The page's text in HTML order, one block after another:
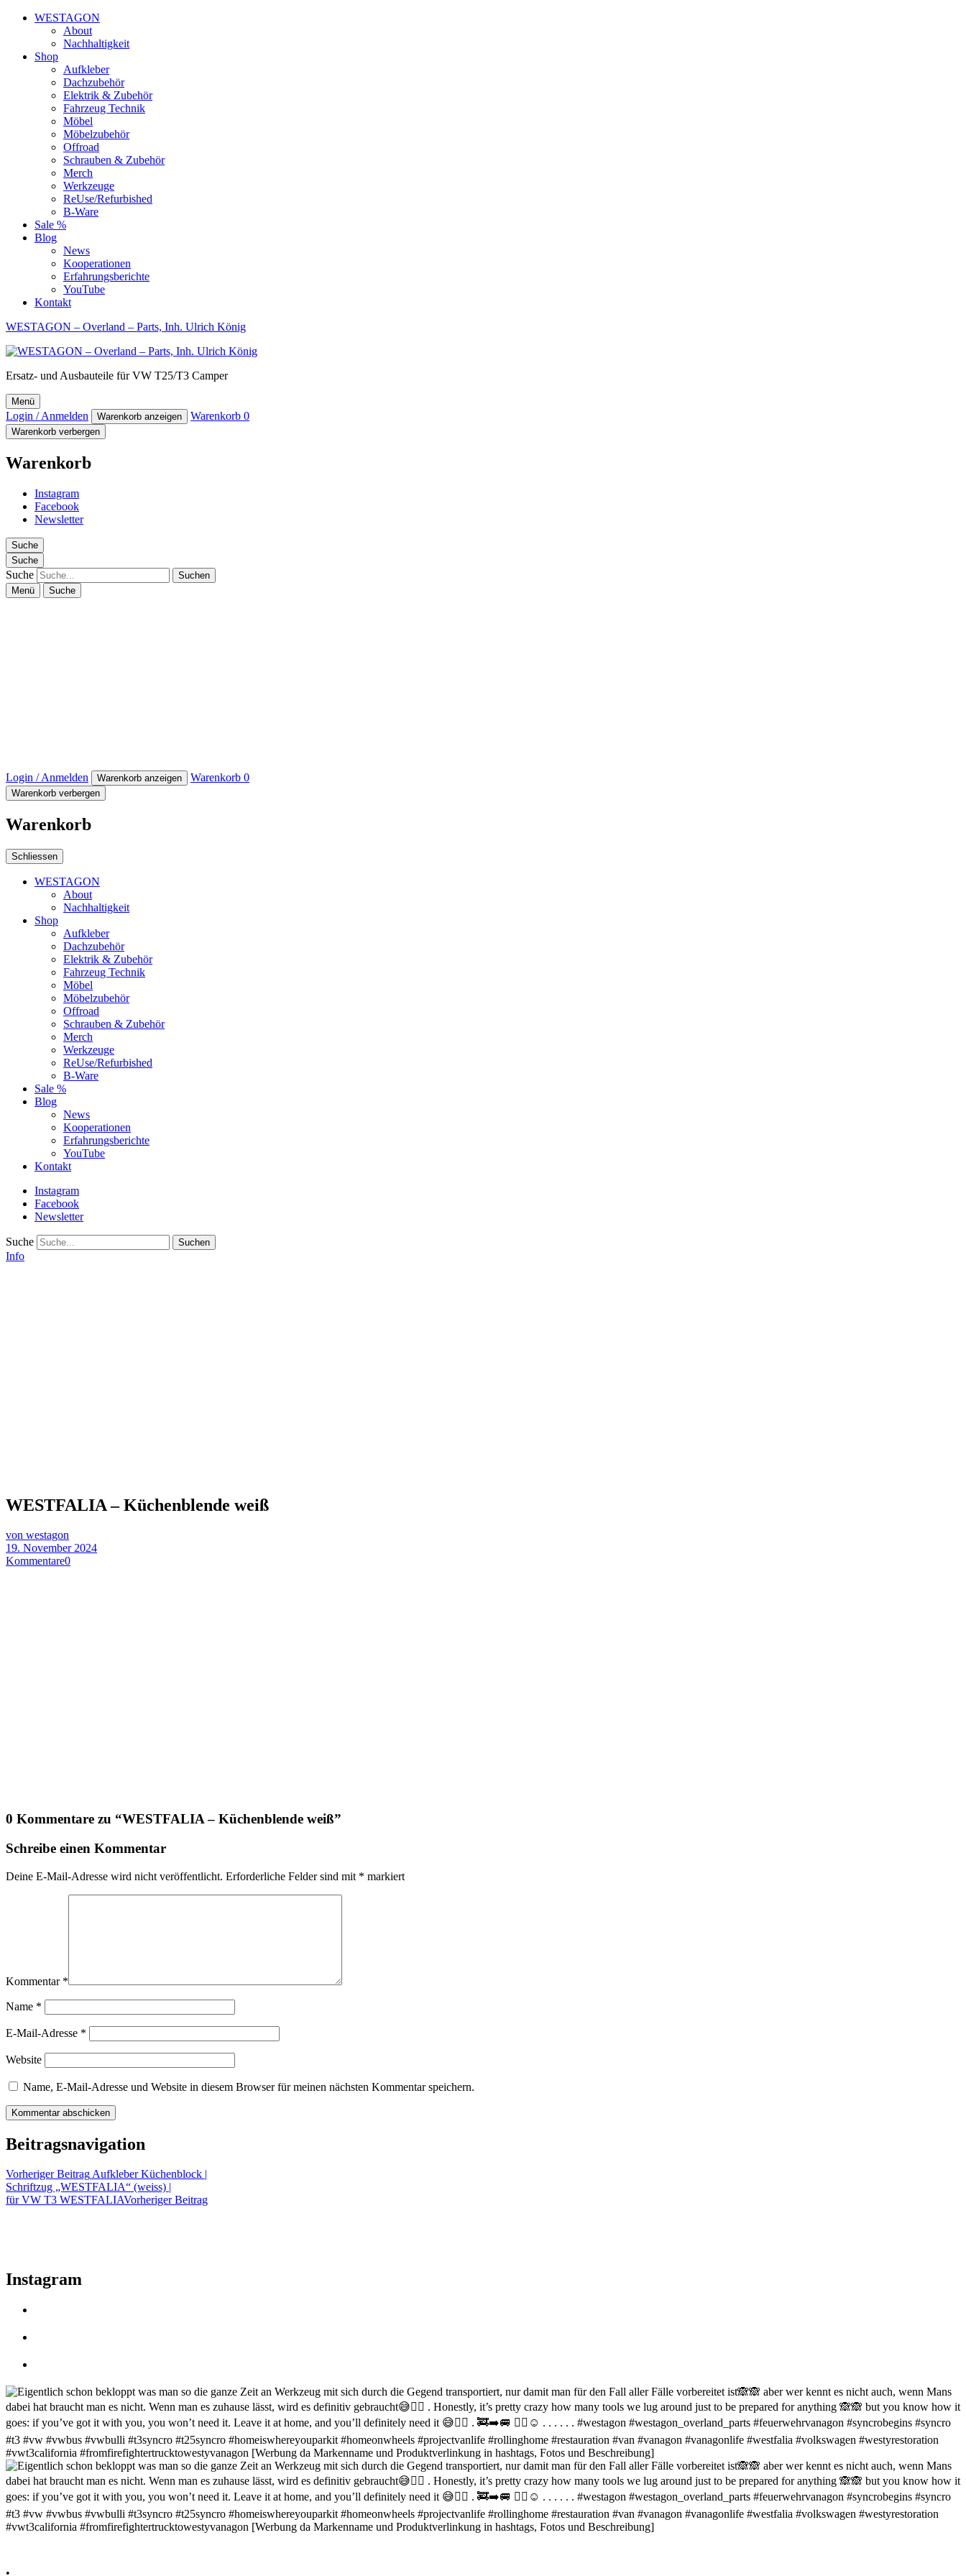
WESTAGON
About
Nachhaltigkeit
Shop
Aufkleber
Dachzubehör
Elektrik & Zubehör
Fahrzeug Technik
Möbel
Möbelzubehör
Offroad
Schrauben & Zubehör
Merch
Werkzeuge
ReUse/Refurbished
B-Ware
Sale %
Blog
News
Kooperationen
Erfahrungsberichte
YouTube
Kontakt
WESTAGON – Overland – Parts, Inh. Ulrich König
Ersatz- und Ausbauteile für VW T25/T3 Camper
Menü
Login / Anmelden Warenkorb anzeigen Warenkorb 0
Warenkorb verbergen
Warenkorb
Instagram
Facebook
Newsletter
Suche
Suche
Suche
Menü Suche
Login / Anmelden Warenkorb anzeigen Warenkorb 0
Warenkorb verbergen
Warenkorb
Schliessen
WESTAGON
About
Nachhaltigkeit
Shop
Aufkleber
Dachzubehör
Elektrik & Zubehör
Fahrzeug Technik
Möbel
Möbelzubehör
Offroad
Schrauben & Zubehör
Merch
Werkzeuge
ReUse/Refurbished
B-Ware
Sale %
Blog
News
Kooperationen
Erfahrungsberichte
YouTube
Kontakt
Instagram
Facebook
Newsletter
Suche
Info
WESTFALIA – Küchenblende weiß
von westagon
19. November 2024
Kommentare0
0 Kommentare zu “WESTFALIA – Küchenblende weiß”
Schreibe einen Kommentar
Deine E-Mail-Adresse wird nicht veröffentlicht. Erforderliche Felder sind mit * markiert
Kommentar *
Name *
E-Mail-Adresse *
Website
Name, E-Mail-Adresse und Website in diesem Browser für meinen nächsten Kommentar speichern.
Beitragsnavigation
Vorheriger BeitragAufkleber Küchenblock |
Schriftzug „WESTFALIA“ (weiss) |
für VW T3 WESTFALIAVorheriger Beitrag
Instagram
•